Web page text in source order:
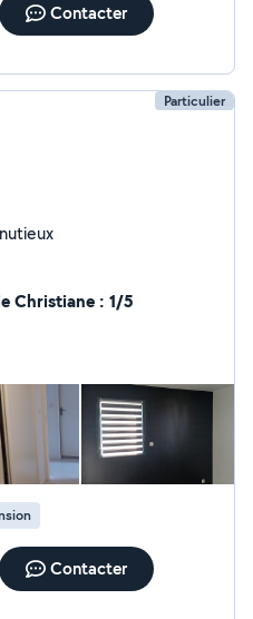
Contacter
Particulier
Christiane : 1/5
Contacter